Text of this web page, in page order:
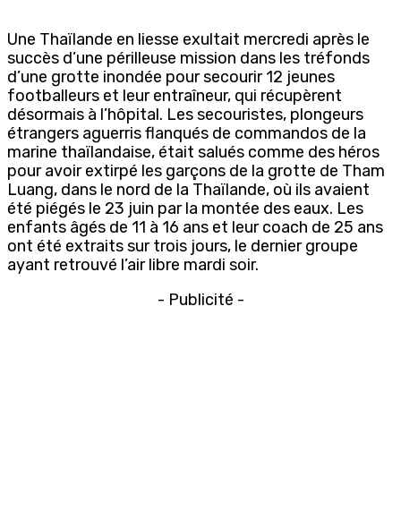
Une Thaïlande en liesse exultait mercredi après le
succès d’une périlleuse mission dans les tréfonds
d’une grotte inondée pour secourir 12 jeunes
footballeurs et leur entraîneur, qui récupèrent
désormais à l’hôpital. Les secouristes, plongeurs
étrangers aguerris flanqués de commandos de la
marine thaïlandaise, était salués comme des héros
pour avoir extirpé les garçons de la grotte de Tham
Luang, dans le nord de la Thaïlande, où ils avaient
été piégés le 23 juin par la montée des eaux. Les
enfants âgés de 11 à 16 ans et leur coach de 25 ans
ont été extraits sur trois jours, le dernier groupe
ayant retrouvé l’air libre mardi soir.
- Publicité -